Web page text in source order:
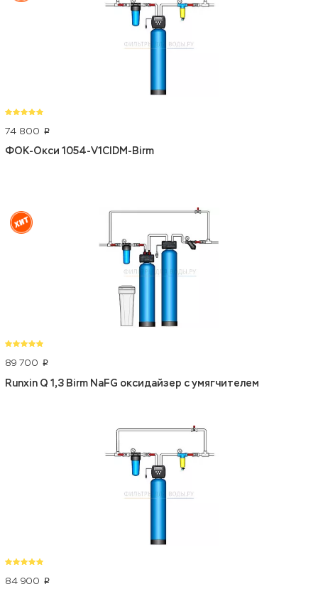
74 800 p
ФОК-Окси 1054-V1CIDM-Birm
89 700 p
Runxin Q 1,3 Birm NaFG оксидайзер с умягчителем
84 900 p